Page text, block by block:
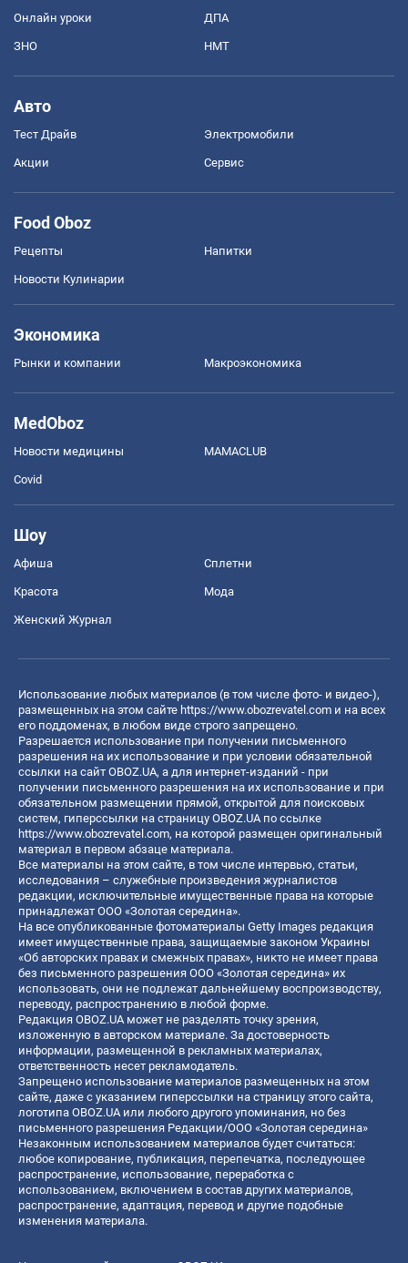
Онлайн уроки ДПА
ЗНО НМТ
Авто
Тест Драйв Электромобили
Акции Сервис
Food Oboz
Рецепты Напитки
Новости Кулинарии
Экономика
Рынки и компании Mакроэкономика
MedOboz
Новости медицины MAMACLUB
Covid
Шоу
Афиша Сплетни
Красота Мода
Женский Журнал
Использование любых материалов (в том числе фото- и видео-),
размещенных на этом сайте https://www.obozrevatel.com и на всех
его поддоменах, в любом виде строго запрещено.
Разрешается использование при получении письменного
разрешения на их использование и при условии обязательной
ссылки на сайт OBOZ.UA, а для интернет-изданий - при
получении письменного разрешения на их использование и при
обязательном размещении прямой, открытой для поисковых
систем, гиперссылки на страницу OBOZ.UA по ссылке
https://www.obozrevatel.com, на которой размещен оригинальный
материал в первом абзаце материала.
Все материалы на этом сайте, в том числе интервью, статьи,
исследования – служебные произведения журналистов
редакции, исключительные имущественные права на которые
принадлежат ООО «Золотая середина».
На все опубликованные фотоматериалы Getty Images редакция
имеет имущественные права, защищаемые законом Украины
«Об авторских правах и смежных правах», никто не имеет права
без письменного разрешения ООО «Золотая середина» их
использовать, они не подлежат дальнейшему воспроизводству,
переводу, распространению в любой форме.
Редакция OBOZ.UA может не разделять точку зрения,
изложенную в авторском материале. За достоверность
информации, размещенной в рекламных материалах,
ответственность несет рекламодатель.
Запрещено использование материалов размещенных на этом
сайте, даже с указанием гиперссылки на страницу этого сайта,
логотипа OBOZ.UA или любого другого упоминания, но без
письменного разрешения Редакции/ООО «Золотая середина»
Незаконным использованием материалов будет считаться:
любое копирование, публикация, перепечатка, последующее
распространение, использование, переработка с
использованием, включением в состав других материалов,
распространение, адаптация, перевод и другие подобные
изменения материала.